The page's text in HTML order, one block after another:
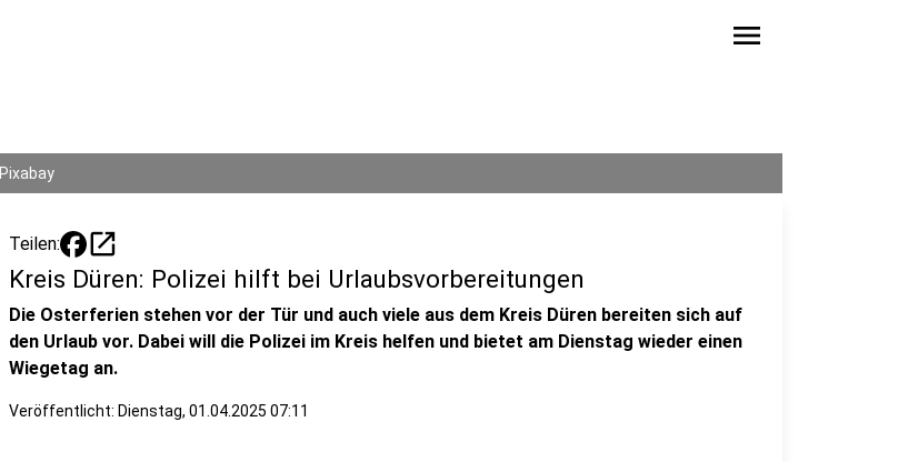
menu
Pixabay
Teilen: open_in_new
Kreis Düren: Polizei hilft bei Urlaubsvorbereitungen
Die Osterferien stehen vor der Tür und auch viele aus dem Kreis Düren bereiten sich auf
den Urlaub vor. Dabei will die Polizei im Kreis helfen und bietet am Dienstag wieder einen
Wiegetag an.
Veröffentlicht: Dienstag, 01.04.2025 07:11